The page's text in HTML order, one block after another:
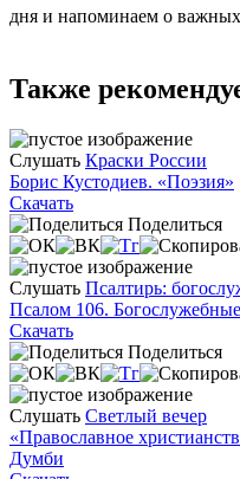
дня и напоминаем о
Также
Слушать Краски России
Борис Кустодиев. «Поэзия»
Скачать
Поделиться
Слушать Псалтирь:
Псалом 106.
Скачать
Поделиться
Слушать Светлый вечер
«Православное
Думби